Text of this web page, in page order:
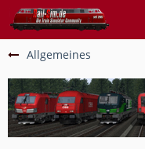
Allgemeines